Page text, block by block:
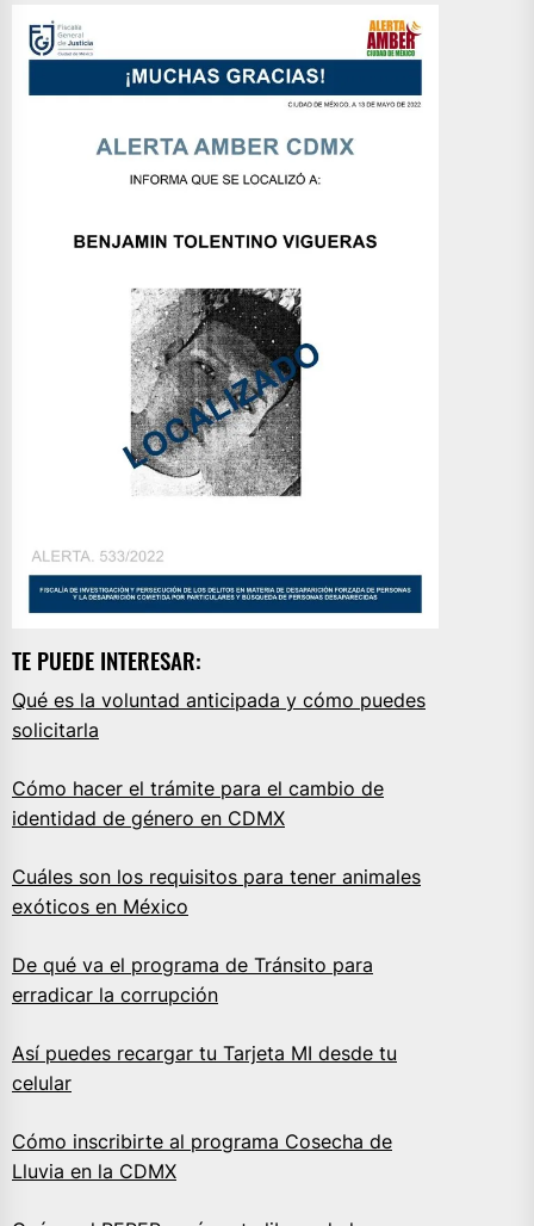
TE PUEDE INTERESAR:
Qué es la voluntad anticipada y cómo puedes
solicitarla
Cómo hacer el trámite para el cambio de
identidad de género en CDMX
Cuáles son los requisitos para tener animales
exóticos en México
De qué va el programa de Tránsito para
erradicar la corrupción
Así puedes recargar tu Tarjeta MI desde tu
celular
Cómo inscribirte al programa Cosecha de
Lluvia en la CDMX